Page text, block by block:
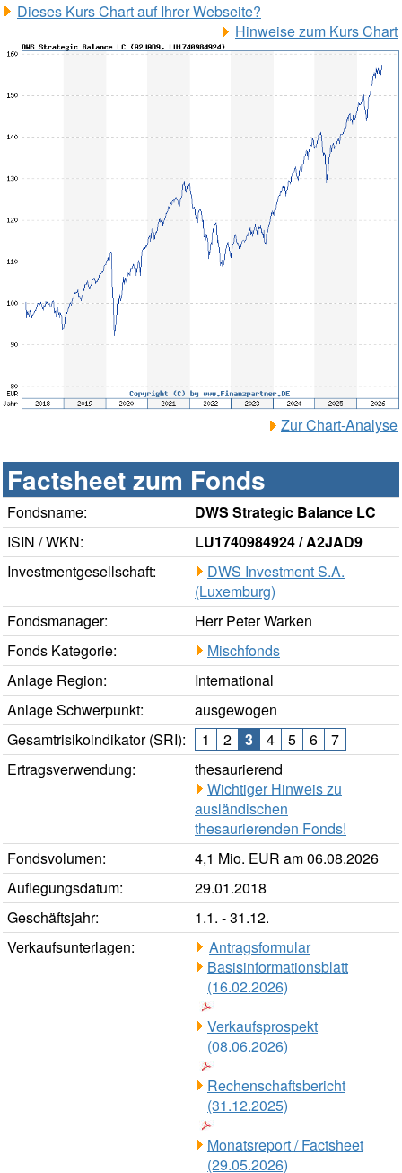
Dieses Kurs Chart auf Ihrer Webseite?
Hinweise zum Kurs Chart
Zur Chart-Analyse
Factsheet zum Fonds
Fondsname:
DWS Strategic Balance LC
ISIN / WKN:
LU1740984924 / A2JAD9
Investmentgesellschaft:
DWS Investment S.A.
(Luxemburg)
Fondsmanager:
Herr Peter Warken
Fonds Kategorie:
Mischfonds
Anlage Region:
International
Anlage Schwerpunkt:
ausgewogen
Gesamtrisikoindikator (SRI):
1 2 3 4 5 6
7
Ertragsverwendung:
thesaurierend
Wichtiger Hinweis zu
ausländischen
thesaurierenden Fonds!
Fondsvolumen:
4,1 Mio. EUR am 06.08.2026
Auflegungsdatum:
29.01.2018
Geschäftsjahr:
1.1. - 31.12.
Verkaufsunterlagen:
Antragsformular
Basisinformationsblatt
(16.02.2026)
Verkaufsprospekt
(08.06.2026)
Rechenschaftsbericht
(31.12.2025)
Monatsreport / Factsheet
(29.05.2026)